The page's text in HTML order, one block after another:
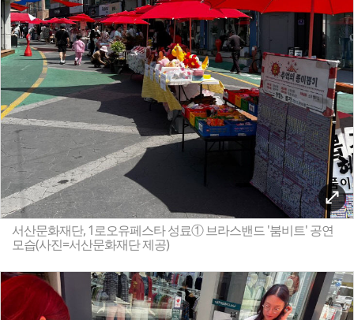
서산문화재단, 1로오유페스타 성료① 브라스밴드 '붐비트' 공연
모습(사진=서산문화재단 제공)